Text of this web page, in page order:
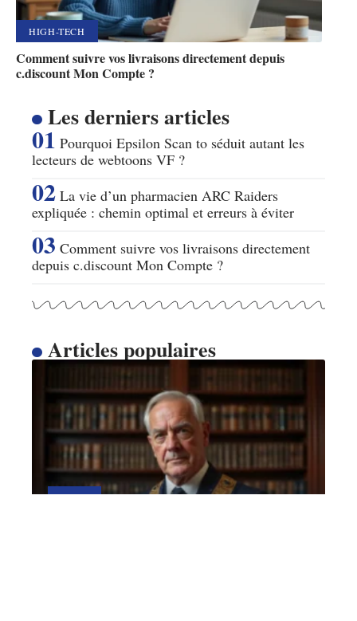
HIGH-TECH
Comment suivre vos livraisons directement depuis
c.discount Mon Compte ?
Les derniers articles
Pourquoi Epsilon Scan to séduit autant les
lecteurs de webtoons VF ?
La vie d’un pharmacien ARC Raiders
expliquée : chemin optimal et erreurs à éviter
Comment suivre vos livraisons directement
depuis c.discount Mon Compte ?
Articles populaires
ACTU